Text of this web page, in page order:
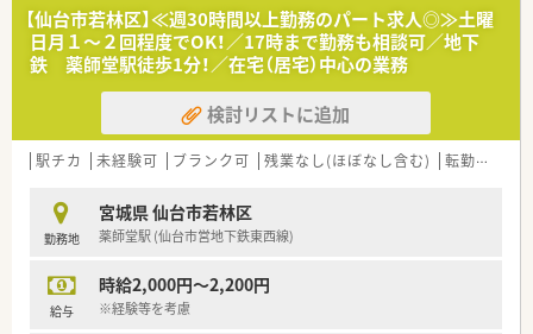
【仙台市若林区】≪週30時間以上勤務のパート求人◎≫土曜
日月１～２回程度でOK！／17時まで勤務も相談可／地下
鉄 薬師堂駅徒歩1分！／在宅（居宅）中心の業務
検討リストに追加
駅チカ 未経験可 ブランク可 残業なし(ほぼなし含む) 転勤なし
勤務地
宮城県 仙台市若林区
薬師堂駅 (仙台市営地下鉄東西線)
給与
時給2,000円～2,200円
※経験等を考慮